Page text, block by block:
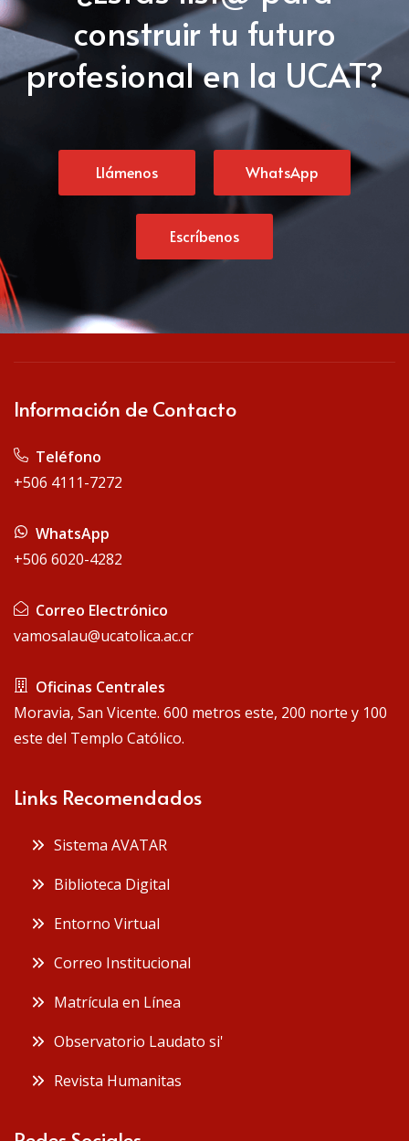
construir tu futuro
profesional en la UCAT?
Llámenos WhatsApp
Escríbenos
Información de Contacto
Teléfono
+506 4111-7272
WhatsApp
+506 6020-4282
Correo Electrónico
vamosalau@ucatolica.ac.cr
Oficinas Centrales
Moravia, San Vicente. 600 metros este, 200 norte y 100
este del Templo Católico.
Links Recomendados
Sistema AVATAR
Biblioteca Digital
Entorno Virtual
Correo Institucional
Matrícula en Línea
Observatorio Laudato si'
Revista Humanitas